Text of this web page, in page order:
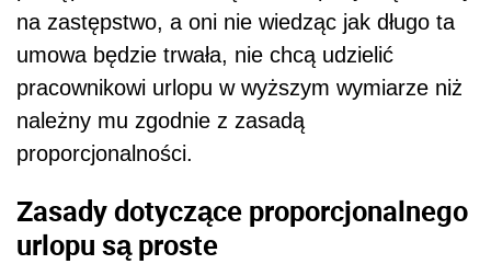
na zastępstwo, a oni nie wiedząc jak długo ta
umowa będzie trwała, nie chcą udzielić
pracownikowi urlopu w wyższym wymiarze niż
należny mu zgodnie z zasadą
proporcjonalności.
Zasady dotyczące proporcjonalnego
urlopu są proste